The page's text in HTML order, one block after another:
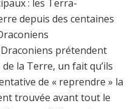
: les Terra-
depuis des centaines
prétendent
la Terre, un fait qu’ils
de « reprendre » la
trouvée avant tout le